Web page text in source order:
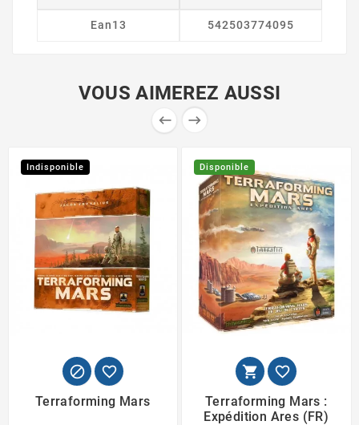
Ean13 542503774095
VOUS AIMEREZ AUSSI
 
Indisponible
 
Terraforming Mars
Disponible
 
Terraforming Mars :
Expédition Ares (FR)